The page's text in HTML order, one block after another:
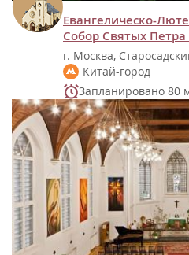
Евангелическо-
Собор Святых
г. Москва,
Китай-город
Запланировано 80